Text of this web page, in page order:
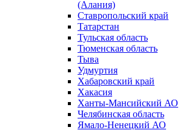
(Алания)
Ставропольский край
Татарстан
Тульская область
Тюменская область
Тыва
Удмуртия
Хабаровский край
Хакасия
Ханты-Мансийский АО
Челябинская область
Ямало-Ненецкий АО